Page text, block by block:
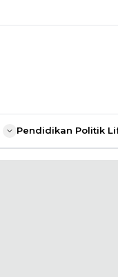
Pendidikan Politik